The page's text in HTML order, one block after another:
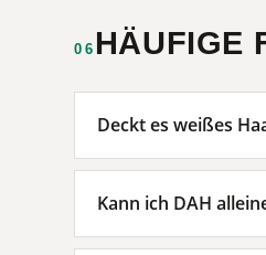
06 HÄUFIGE
Deckt es weißes
Kann ich DAH